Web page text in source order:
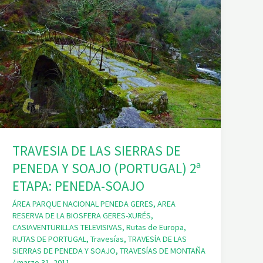
TRAVESIA DE LAS SIERRAS DE
PENEDA Y SOAJO (PORTUGAL) 2ª
ETAPA: PENEDA-SOAJO
ÁREA PARQUE NACIONAL PENEDA GERES,AREA
RESERVA DE LA BIOSFERA GERES-XURÉS,
CASIAVENTURILLAS TELEVISIVAS,Rutas de Europa,
RUTAS DE PORTUGAL ,Travesías,TRAVESÍA DE LAS
SIERRAS DE PENEDA Y SOAJO,TRAVESÍAS DE MONTAÑA